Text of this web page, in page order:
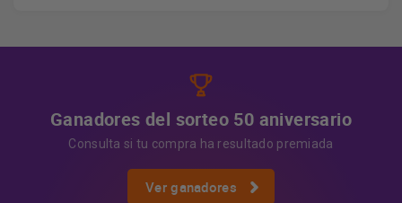
Ganadores del sorteo 50 aniversario
Consulta si tu compra ha resultado premiada
Ver ganadores